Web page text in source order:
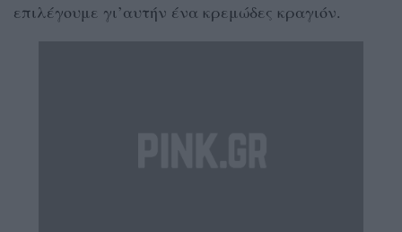
επιλέγουμε γι’αυτήν ένα κρεμώδες κραγιόν.